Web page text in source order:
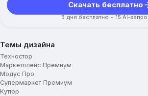
Скачать бесплатно
3 дня бесплатно + 15 AI-
Темы дизайна
Техностор
Маркетплейс Премиум
Модус Про
Супермаркет Премиум
Кутюр